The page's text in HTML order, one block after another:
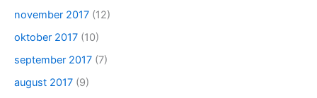
november 2017 (12)
oktober 2017 (10)
september 2017 (7)
august 2017 (9)